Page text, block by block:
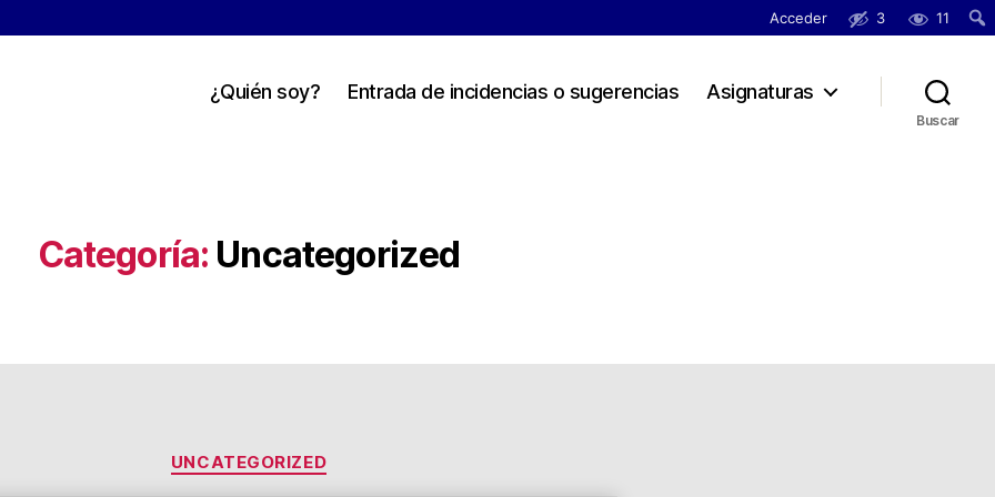
Acceder 3
11
¿Quién soy? Entrada de incidencias o sugerencias Asignaturas
Buscar
Categoría: Uncategorized
Categorías
UNCATEGORIZED